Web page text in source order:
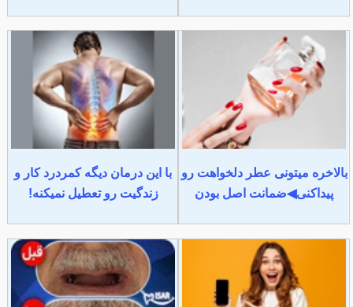
بالاخره میتونی عطر دلخواهت رو
پیداکنی◀ضمانت اصل بودن
با این درمان دیگه کمردرد کار و
زندگیت رو تعطیل نمیکنه!